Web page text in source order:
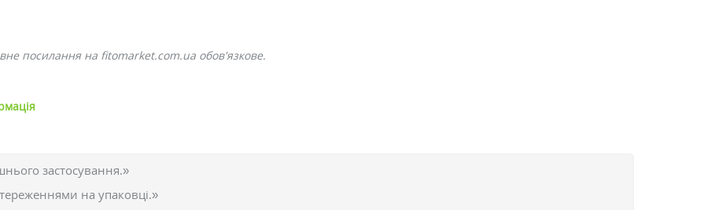
посилання на fitomarket.com.ua обов'язкове.
застосування.»
на упаковці.»